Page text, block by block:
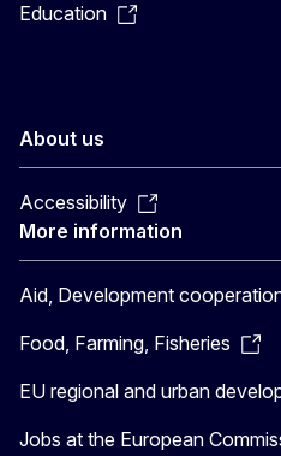
Education
About us
Accessibility
More information
Aid, Development
Food, Farming, Fisheries
EU regional and urban
Jobs at the European